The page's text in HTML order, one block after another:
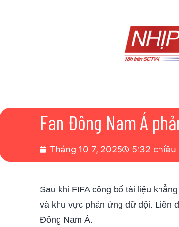
Fan Đông Nam Á
Tháng 10 7, 2025 5:32 chiều
Sau khi FIFA công bố tài liệu
và khu vực phản ứng dữ dội. Liên
Đông Nam Á.